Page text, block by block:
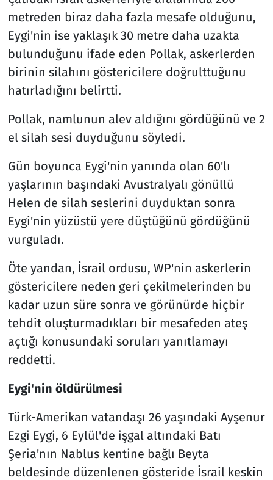
metreden biraz daha fazla mesafe olduğunu,
Eygi'nin ise yaklaşık 30 metre daha uzakta
bulunduğunu ifade eden Pollak, askerlerden
birinin silahını göstericilere doğrulttuğunu
hatırladığını belirtti.
Pollak, namlunun alev aldığını gördüğünü ve 2
el silah sesi duyduğunu söyledi.
Gün boyunca Eygi'nin yanında olan 60'lı
yaşlarının başındaki Avustralyalı gönüllü
Helen de silah seslerini duyduktan sonra
Eygi'nin yüzüstü yere düştüğünü gördüğünü
vurguladı.
Öte yandan, İsrail ordusu, WP'nin askerlerin
göstericilere neden geri çekilmelerinden bu
kadar uzun süre sonra ve görünürde hiçbir
tehdit oluşturmadıkları bir mesafeden ateş
açtığı konusundaki soruları yanıtlamayı
reddetti.
Eygi'nin öldürülmesi
Türk-Amerikan vatandaşı 26 yaşındaki Ayşenur
Ezgi Eygi, 6 Eylül'de işgal altındaki Batı
Şeria'nın Nablus kentine bağlı Beyta
beldesinde düzenlenen gösteride İsrail keskin